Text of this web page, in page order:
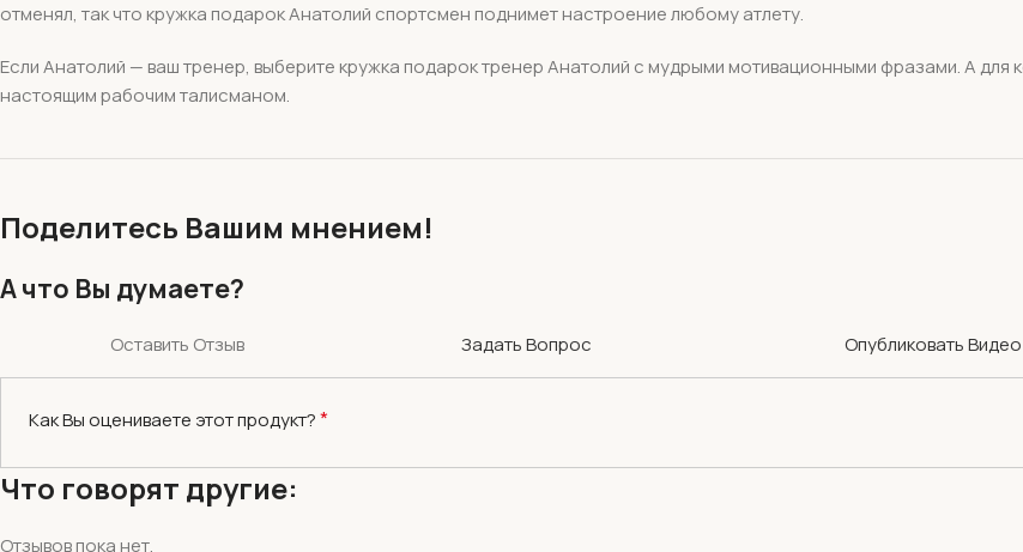
отменял, так что кружка подарок Анатолий спортсмен поднимет настроение любому атлету.
Если Анатолий — ваш тренер, выберите кружка подарок тренер Анатолий с мудрыми мотивационными фразами. А для
настоящим рабочим талисманом.
Поделитесь Вашим мнением!
А что Вы думаете?
Оставить Отзыв Задать Вопрос Опубликовать Видео
Как Вы оцениваете этот продукт?*
Что говорят другие:
Отзывов пока нет.